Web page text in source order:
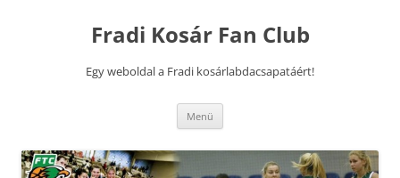
Fradi Kosár Fan Club
Egy weboldal a Fradi kosárlabdacsapatáért!
Menü